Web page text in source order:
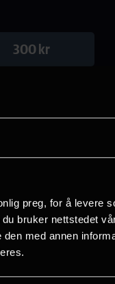
preg, for å levere
bruker nettstedet
med annen
300 kr
i 12 mnd.